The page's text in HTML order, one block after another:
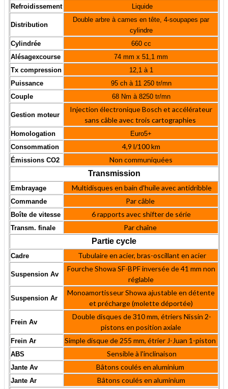
Refroidissement
Liquide
Distribution
Double arbre à cames en tête, 4-soupapes par
cylindre
Cylindrée
660 cc
Alésagexcourse
74 mm x 51,1 mm
Tx compression
12,1 à 1
Puissance
95 ch à 11 250 tr/mn
Couple
68 Nm à 8250 tr/mn
Gestion moteur
Injection électronique Bosch et accélérateur
sans câble avec trois cartographies
Homologation
Euro5+
Consommation
4,9 l/100 km
Émissions CO2
Non communiquées
Transmission
Embrayage Multidisques en bain d'huile avec antidribble
Commande Par câble
Boîte de vitesse 6 rapports avec shifter de série
Transm. finale
Par chaîne
Partie cycle
Cadre Tubulaire en acier, bras-oscillant en acier
Suspension Av
Fourche Showa SF-BPF inversée de 41 mm non
réglable
Suspension Ar
Monoamortisseur Showa ajustable en détente
et précharge (molette déportée)
Frein Av
Double disques de 310 mm, étriers Nissin 2-
pistons en position axiale
Frein Ar Simple disque de 255 mm, étrier J-Juan 1-piston
ABS Sensible à l'inclinaison
Jante Av Bâtons coulés en aluminium
Jante Ar
Bâtons coulés en aluminium